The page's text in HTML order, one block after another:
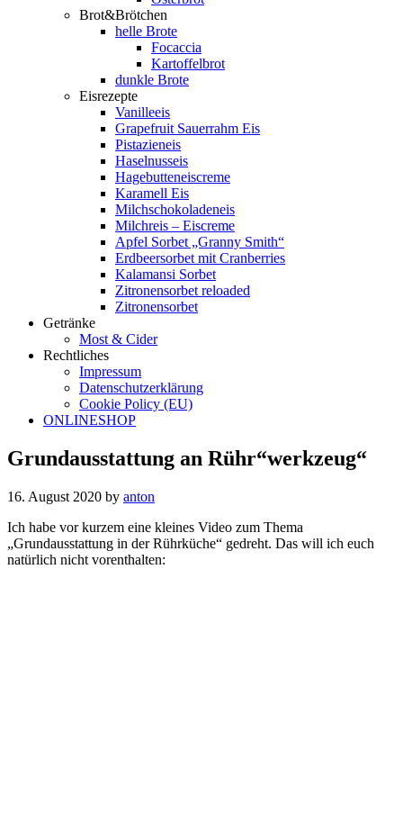
Brot&Brötchen
helle Brote
Focaccia
Kartoffelbrot
dunkle Brote
Eisrezepte
Vanilleeis
Grapefruit Sauerrahm Eis
Pistazieneis
Haselnusseis
Hagebutteneiscreme
Karamell Eis
Milchschokoladeneis
Milchreis – Eiscreme
Apfel Sorbet „Granny Smith“
Erdbeersorbet mit Cranberries
Kalamansi Sorbet
Zitronensorbet reloaded
Zitronensorbet
Getränke
Most & Cider
Rechtliches
Impressum
Datenschutzerklärung
Cookie Policy (EU)
ONLINESHOP
Grundausstattung an Rühr“werkzeug“
16. August 2020 by anton
Ich habe vor kurzem eine kleines Video zum Thema
„Grundausstattung in der Rührküche“ gedreht. Das will ich euch
natürlich nicht vorenthalten: